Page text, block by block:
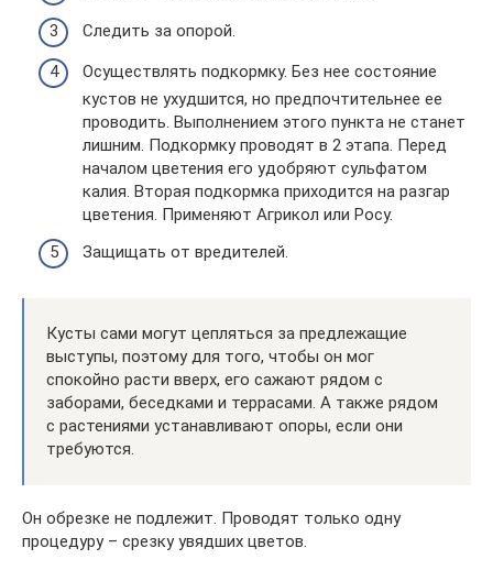
Следить за опорой.
Осуществлять подкормку. Без нее состояние
кустов не ухудшится, но предпочтительнее ее
проводить. Выполнением этого пункта не станет
лишним. Подкормку проводят в 2 этапа. Перед
началом цветения его удобряют сульфатом
калия. Вторая подкормка приходится на разгар
цветения. Применяют Агрикол или Росу.
Защищать от вредителей.
Кусты сами могут цепляться за предлежащие
выступы, поэтому для того, чтобы он мог
спокойно расти вверх, его сажают рядом с
заборами, беседками и террасами. А также рядом
с растениями устанавливают опоры, если они
требуются.
Он обрезке не подлежит. Проводят только одну
процедуру – срезку увядших цветов.